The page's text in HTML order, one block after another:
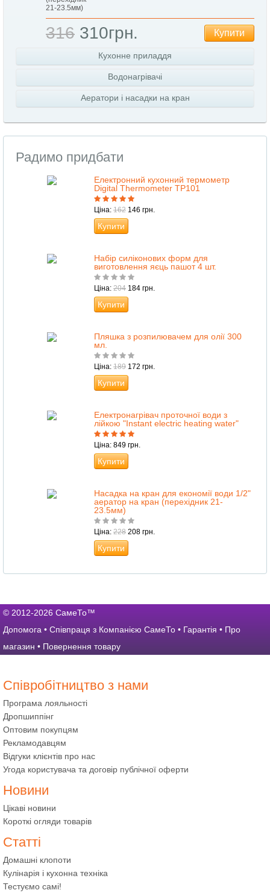
316 310грн. Купити
Кухонне приладдя
Водонагрівачі
Аератори і насадки на кран
Радимо придбати
Електронний кухонний термометр
Digital Thermometer TP101
Ціна: 162 146 грн.
Купити
Набір силіконових форм для
виготовлення яєць пашот 4 шт.
Ціна: 204 184 грн.
Купити
Пляшка з розпилювачем для олії 300
мл.
Ціна: 189 172 грн.
Купити
Електронагрівач проточної води з
лійкою "Instant electric heating water"
Ціна: 849 грн.
Купити
Насадка на кран для економії води 1/2"
аератор на кран (перехідник 21-
23.5мм)
Ціна: 228 208 грн.
Купити
© 2012-2026 СамеТо™
Допомога • Співпраця з Компанією СамеТо • Гарантія • Про
магазин • Повернення товару
Співробітництво з нами
Програма лояльності
Дропшиппінг
Оптовим покупцям
Рекламодавцям
Відгуки клієнтів про нас
Угода користувача та договір публічної оферти
Новини
Цікаві новини
Короткі огляди товарів
Статті
Домашні клопоти
Кулінарія і кухонна техніка
Тестуємо самі!